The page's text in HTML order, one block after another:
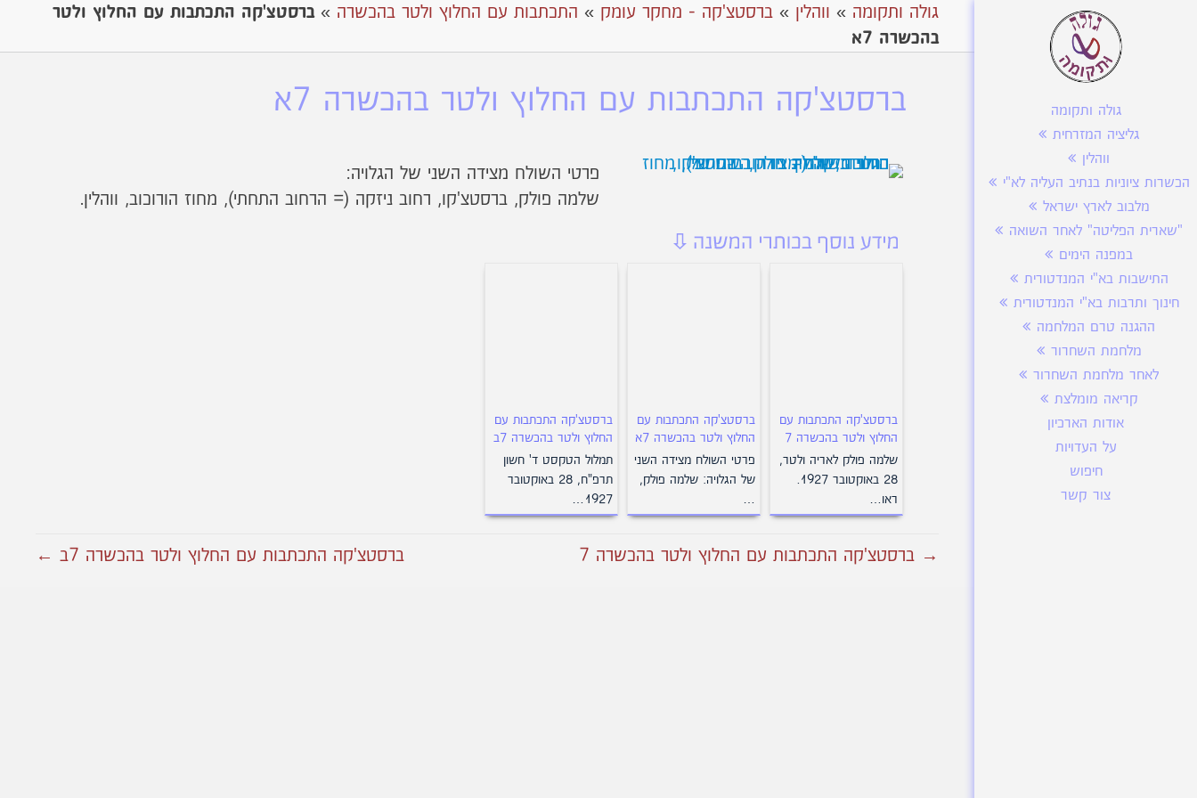
גולה ותקומה
גליציה המזרחית
ווהלין
הכשרות ציוניות בנתיב העליה לא"י
מלבוב לארץ ישראל
"שארית הפליטה" לאחר השואה
במפנה הימים
התישבות בא"י המנדטורית
חינוך ותרבות בא"י המנדטורית
ההגנה טרם המלחמה
מלחמת השחרור
לאחר מלחמת השחרור
קריאה מומלצת
אודות הארכיון
על העדויות
חיפוש
צור קשר
גולה ותקומה » ווהלין » ברסטצ'קה - מחקר עומק » התכתבות עם החלוץ ולטר בהכשרה »ברסטצ'קה התכתבות עם החלוץ ולטר
בהכשרה 7א
ברסטצ'קה התכתבות עם החלוץ ולטר בהכשרה 7א
פרטי השולח מצידה השני של הגלויה:
שלמה פולק, ברסטצ'קו, רחוב ניזקה (= הרחוב התחתי), מחוז הורוכוב, ווהלין.
ברסטצ'קה התכתבות עם
החלוץ ולטר בהכשרה 7
שלמה פולק לאריה ולטר,
28 באוקטובר 1927.
ראו…
ברסטצ'קה התכתבות עם
החלוץ ולטר בהכשרה 7א
פרטי השולח מצידה השני
של הגלויה: שלמה פולק,
…
ברסטצ'קה התכתבות עם
החלוץ ולטר בהכשרה 7ב
תמלול הטקסט ד' חשון
תרפ"ח, 28 באוקטובר
1927…
→ ברסטצ'קה התכתבות עם החלוץ ולטר בהכשרה 7 ברסטצ'קה התכתבות עם החלוץ ולטר בהכשרה 7ב ←